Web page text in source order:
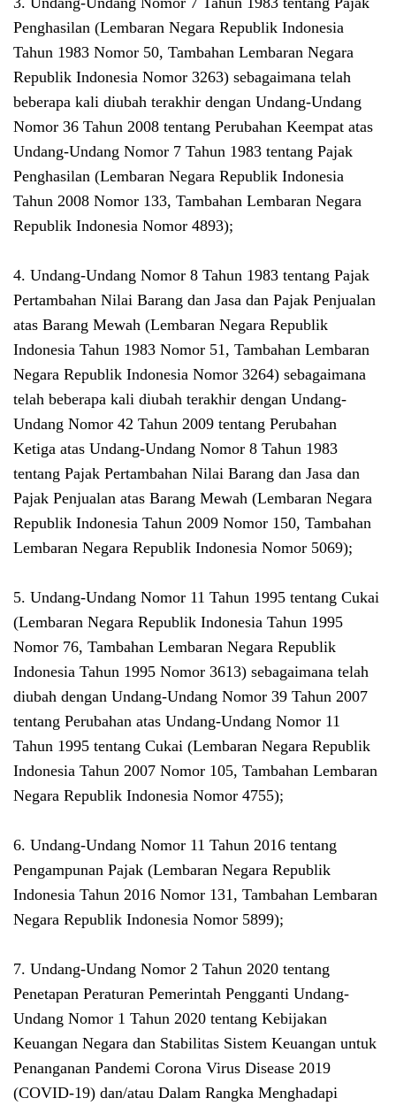
Penghasilan (Lembaran Negara Republik Indonesia
Tahun 1983 Nomor 50, Tambahan Lembaran Negara
Republik Indonesia Nomor 3263) sebagaimana telah
beberapa kali diubah terakhir dengan Undang-Undang
Nomor 36 Tahun 2008 tentang Perubahan Keempat atas
Undang-Undang Nomor 7 Tahun 1983 tentang Pajak
Penghasilan (Lembaran Negara Republik Indonesia
Tahun 2008 Nomor 133, Tambahan Lembaran Negara
Republik Indonesia Nomor 4893);
4. Undang-Undang Nomor 8 Tahun 1983 tentang Pajak
Pertambahan Nilai Barang dan Jasa dan Pajak Penjualan
atas Barang Mewah (Lembaran Negara Republik
Indonesia Tahun 1983 Nomor 51, Tambahan Lembaran
Negara Republik Indonesia Nomor 3264) sebagaimana
telah beberapa kali diubah terakhir dengan Undang-
Undang Nomor 42 Tahun 2009 tentang Perubahan
Ketiga atas Undang-Undang Nomor 8 Tahun 1983
tentang Pajak Pertambahan Nilai Barang dan Jasa dan
Pajak Penjualan atas Barang Mewah (Lembaran Negara
Republik Indonesia Tahun 2009 Nomor 150, Tambahan
Lembaran Negara Republik Indonesia Nomor 5069);
5. Undang-Undang Nomor 11 Tahun 1995 tentang Cukai
(Lembaran Negara Republik Indonesia Tahun 1995
Nomor 76, Tambahan Lembaran Negara Republik
Indonesia Tahun 1995 Nomor 3613) sebagaimana telah
diubah dengan Undang-Undang Nomor 39 Tahun 2007
tentang Perubahan atas Undang-Undang Nomor 11
Tahun 1995 tentang Cukai (Lembaran Negara Republik
Indonesia Tahun 2007 Nomor 105, Tambahan Lembaran
Negara Republik Indonesia Nomor 4755);
6. Undang-Undang Nomor 11 Tahun 2016 tentang
Pengampunan Pajak (Lembaran Negara Republik
Indonesia Tahun 2016 Nomor 131, Tambahan Lembaran
Negara Republik Indonesia Nomor 5899);
7. Undang-Undang Nomor 2 Tahun 2020 tentang
Penetapan Peraturan Pemerintah Pengganti Undang-
Undang Nomor 1 Tahun 2020 tentang Kebijakan
Keuangan Negara dan Stabilitas Sistem Keuangan untuk
Penanganan Pandemi Corona Virus Disease 2019
(COVID-19) dan/atau Dalam Rangka Menghadapi